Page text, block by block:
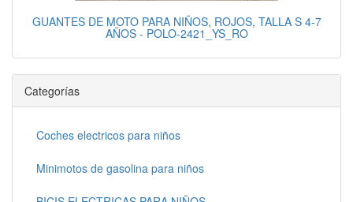
GUANTES DE MOTO PARA NIÑOS, ROJOS, TALLA S 4-7
AÑOS - POLO-2421_YS_RO
Categorías
Coches electricos para niños
Minimotos de gasolina para niños